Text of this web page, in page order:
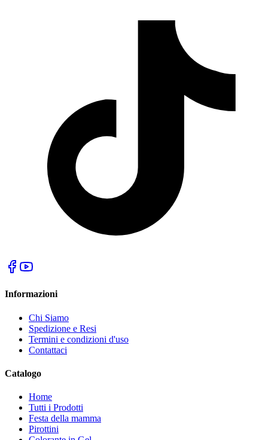
Informazioni
Chi Siamo
Spedizione e Resi
Termini e condizioni d'uso
Contattaci
Catalogo
Home
Tutti i Prodotti
Festa della mamma
Pirottini